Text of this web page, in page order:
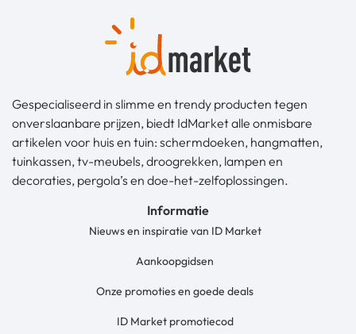
Gespecialiseerd in slimme en trendy producten tegen
onverslaanbare prijzen, biedt IdMarket alle onmisbare
artikelen voor huis en tuin: schermdoeken, hangmatten,
tuinkassen, tv-meubels, droogrekken, lampen en
decoraties, pergola’s en doe-het-zelfoplossingen.
Informatie
Nieuws en inspiratie van ID Market
Aankoopgidsen
Onze promoties en goede deals
ID Market promotiecod